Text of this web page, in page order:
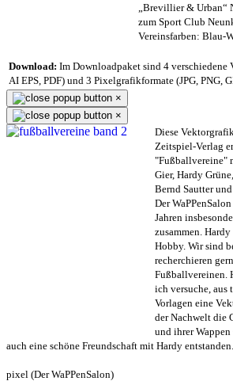
„Brevillier & Urban“
zum Sport Club
Vereinsfarben: Blau-
Download: Im Downloadpaket sind 4 verschiedene
AI EPS, PDF) und 3 Pixelgrafikformate (JPG, PNG,
×
×
Diese
Zeitspiel-Verlag
"Fußballvereine"
Gier, Hardy
Bernd Sautter
Der
Jahren
zusammen.
Hobby. Wir sind
recherchieren
Fußballvereinen.
ich versuche,
Vorlagen eine
der Nachwelt die
und ihrer
auch eine schöne Freundschaft mit Hardy entstanden.
pixel (Der WaPPenSalon)